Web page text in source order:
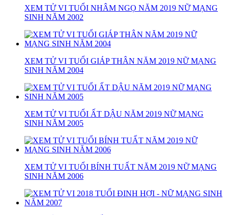
XEM TỬ VI TUỔI NHÂM NGỌ NĂM 2019 NỮ MẠNG
SINH NĂM 2002
XEM TỬ VI TUỔI GIÁP THÂN NĂM 2019 NỮ MẠNG
SINH NĂM 2004
XEM TỬ VI TUỔI ẤT DẬU NĂM 2019 NỮ MẠNG
SINH NĂM 2005
XEM TỬ VI TUỔI BÍNH TUẤT NĂM 2019 NỮ MẠNG
SINH NĂM 2006